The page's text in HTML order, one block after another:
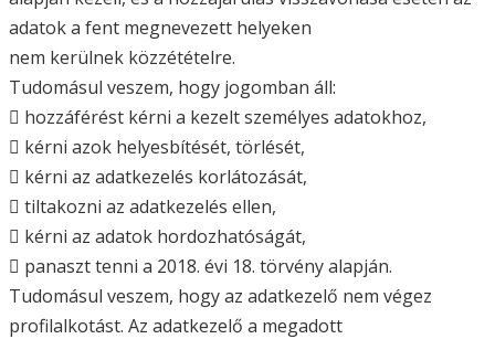
adatok a fent megnevezett helyeken
nem kerülnek közzétételre.
Tudomásul veszem, hogy jogomban áll:
 hozzáférést kérni a kezelt személyes adatokhoz,
 kérni azok helyesbítését, törlését,
 kérni az adatkezelés korlátozását,
 tiltakozni az adatkezelés ellen,
 kérni az adatok hordozhatóságát,
 panaszt tenni a 2018. évi 18. törvény alapján.
Tudomásul veszem, hogy az adatkezelő nem végez
profilalkotást. Az adatkezelő a megadott